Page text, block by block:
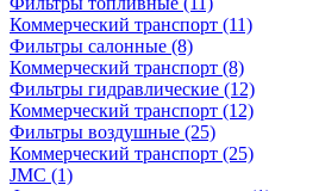
Коммерческий транспорт (11)
Фильтры салонные (8)
Коммерческий транспорт (8)
Фильтры гидравлические (12)
Коммерческий транспорт (12)
Фильтры воздушные (25)
Коммерческий транспорт (25)
JMC (1)